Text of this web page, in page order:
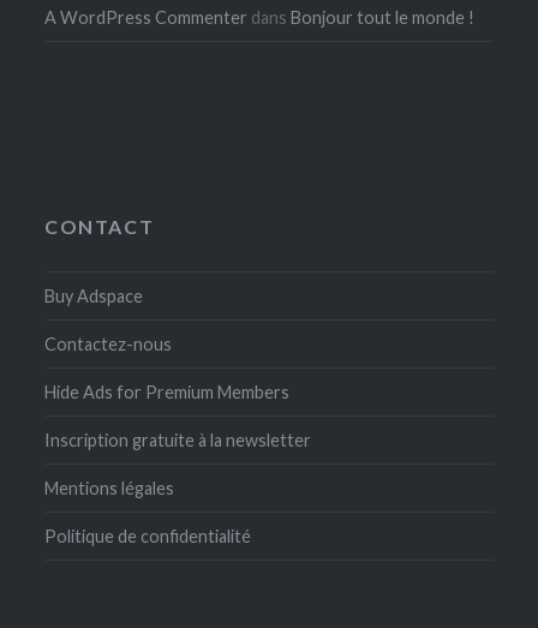
A WordPress Commenter dansBonjour tout le monde !
CONTACT
Buy Adspace
Contactez-nous
Hide Ads for Premium Members
Inscription gratuite à la newsletter
Mentions légales
Politique de confidentialité